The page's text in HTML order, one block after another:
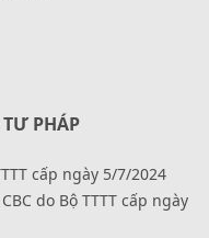
PHÁP
cấp ngày 5/7/2024
do Bộ TTTT cấp ngày